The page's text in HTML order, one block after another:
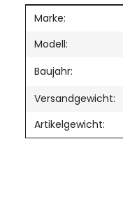
Produkteigenschaft
Wert
Marke:
Modell:
Baujahr:
Versandgewicht:
Artikelgewicht: